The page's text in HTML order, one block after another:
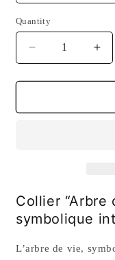
Quantity
Quantity
Decrease
quantity
for
“Arbre
symbolique
intemporelle
for
Collier “Arbre
symbolique
L’arbre de vie,